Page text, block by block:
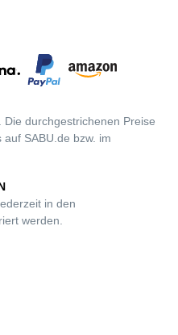
durchgestrichenen Preise
SABU.de bzw. im
in den
werden.